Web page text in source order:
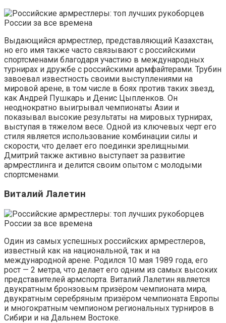
Выдающийся армрестлер, представляющий Казахстан,
но его имя также часто связывают с российскими
спортсменами благодаря участию в международных
турнирах и дружбе с российскими армфайтерами. Трубин
завоевал известность своими выступлениями на
мировой арене, в том числе в боях против таких звезд,
как Андрей Пушкарь и Денис Цыпленков. Он
неоднократно выигрывал чемпионаты Азии и
показывал высокие результаты на мировых турнирах,
выступая в тяжелом весе. Одной из ключевых черт его
стиля является использование комбинации силы и
скорости, что делает его поединки зрелищными.
Дмитрий также активно выступает за развитие
армрестлинга и делится своим опытом с молодыми
спортсменами.
Виталий Лалетин
Один из самых успешных российских армрестлеров,
известный как на национальной, так и на
международной арене. Родился 10 мая 1989 года, его
рост — 2 метра, что делает его одним из самых высоких
представителей армспорта. Виталий Лалетин является
двукратным бронзовым призёром чемпионата мира,
двукратным серебряным призёром чемпионата Европы
и многократным чемпионом региональных турниров в
Сибири и на Дальнем Востоке.